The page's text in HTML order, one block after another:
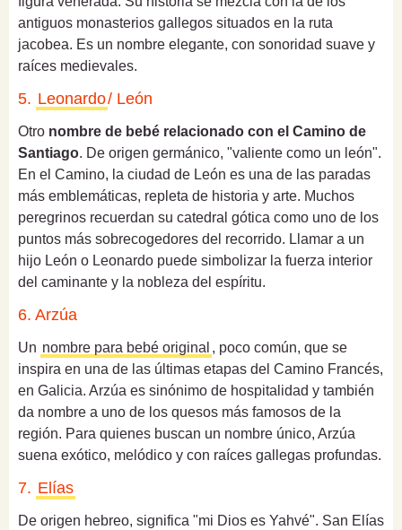
antiguos monasterios gallegos situados en la ruta
jacobea. Es un nombre elegante, con sonoridad suave y
raíces medievales.
5. Leonardo/ León
Otro nombre de bebé relacionado con el Camino de
Santiago. De origen germánico, "valiente como un león".
En el Camino, la ciudad de León es una de las paradas
más emblemáticas, repleta de historia y arte. Muchos
peregrinos recuerdan su catedral gótica como uno de los
puntos más sobrecogedores del recorrido. Llamar a un
hijo León o Leonardo puede simbolizar la fuerza interior
del caminante y la nobleza del espíritu.
6. Arzúa
Un nombre para bebé original , poco común, que se
inspira en una de las últimas etapas del Camino Francés,
en Galicia. Arzúa es sinónimo de hospitalidad y también
da nombre a uno de los quesos más famosos de la
región. Para quienes buscan un nombre único, Arzúa
suena exótico, melódico y con raíces gallegas profundas.
7. Elías
De origen hebreo, significa "mi Dios es Yahvé". San Elías